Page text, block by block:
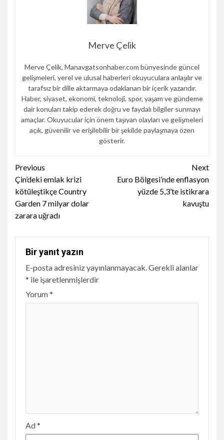
Merve Çelik
Merve Çelik, Manavgatsonhaber.com bünyesinde güncel
gelişmeleri, yerel ve ulusal haberleri okuyuculara anlaşılır ve
tarafsız bir dille aktarmaya odaklanan bir içerik yazarıdır.
Haber, siyaset, ekonomi, teknoloji, spor, yaşam ve gündeme
dair konuları takip ederek doğru ve faydalı bilgiler sunmayı
amaçlar. Okuyucular için önem taşıyan olayları ve gelişmeleri
açık, güvenilir ve erişilebilir bir şekilde paylaşmaya özen
gösterir.
Continue
Reading
Previous
Çin’deki emlak krizi
kötüleştikçe Country
Garden 7 milyar dolar
zarara uğradı
Next
Euro Bölgesi’nde enflasyon
yüzde 5,3’te istikrara
kavuştu
Bir yanıt yazın
E-posta adresiniz yayınlanmayacak.Gerekli alanlar
* ile işaretlenmişlerdir
Yorum*
Ad*